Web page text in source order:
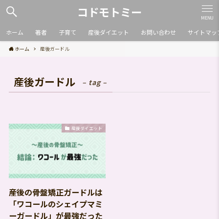
コドモトミー MENU
ホーム 著者 子育て 産後ダイエット お問い合わせ サイトマッ
ホーム 産後ガードル
産後ガードル – tag –
産後ダイエット
産後の骨盤矯正ガードルは
「ワコールのシェイプマミ
ーガードル」が最強だった